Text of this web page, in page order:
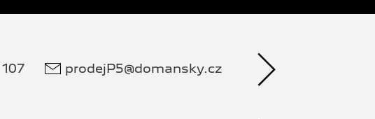
prodejP5@domansky.cz